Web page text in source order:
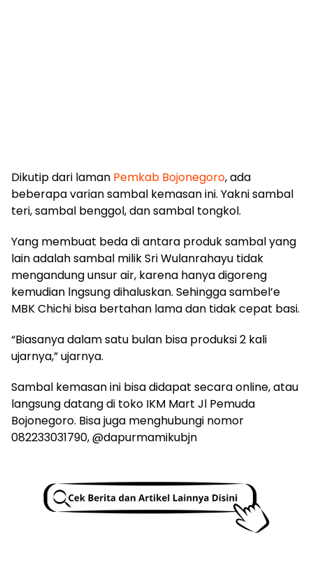
Dikutip dari laman Pemkab Bojonegoro, ada
beberapa varian sambal kemasan ini. Yakni sambal
teri, sambal benggol, dan sambal tongkol.
Yang membuat beda di antara produk sambal yang
lain adalah sambal milik Sri Wulanrahayu tidak
mengandung unsur air, karena hanya digoreng
kemudian lngsung dihaluskan. Sehingga sambel’e
MBK Chichi bisa bertahan lama dan tidak cepat basi.
“Biasanya dalam satu bulan bisa produksi 2 kali
ujarnya,” ujarnya.
Sambal kemasan ini bisa didapat secara online, atau
langsung datang di toko IKM Mart Jl Pemuda
Bojonegoro. Bisa juga menghubungi nomor
082233031790, @dapurmamikubjn